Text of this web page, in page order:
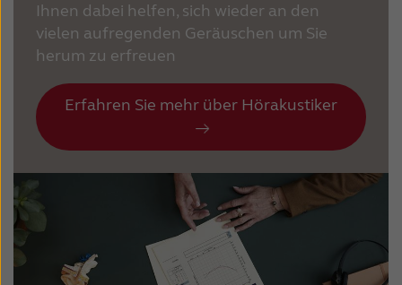
Ihnen dabei helfen, sich wieder an den
vielen aufregenden Geräuschen um Sie
herum zu erfreuen
Erfahren Sie mehr über Hörakustiker